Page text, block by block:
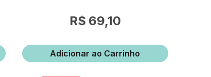
69,10
Adicionar ao Carrinho